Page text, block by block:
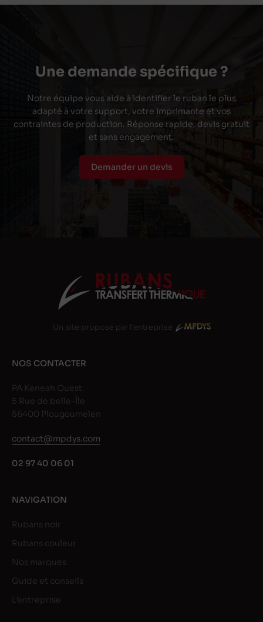
Une demande spécifique ?
Notre équipe vous aide à identifier le ruban le plus
adapté à votre support, votre imprimante et vos
contraintes de production. Réponse rapide, devis gratuit
et sans engagement.
Demander un devis
Un site proposé par l'entreprise
NOS CONTACTER
PA Keneah Ouest
5 Rue de belle-Île
56400 Plougoumelen
contact@mpdys.com
02 97 40 06 01
NAVIGATION
Rubans noir
Rubans couleur
Nos marques
Guide et conseils
L’entreprise